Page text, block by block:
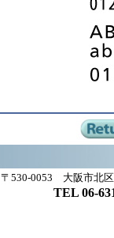
〒530-0053 大阪市北
TEL 06-